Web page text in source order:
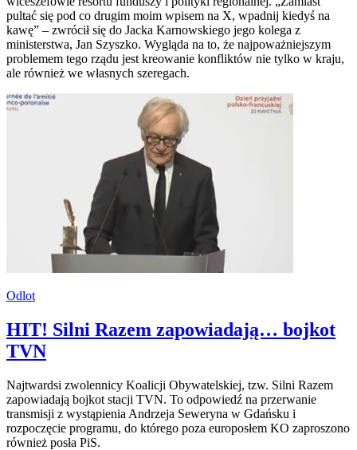
pultać się pod co drugim moim wpisem na X, wpadnij kiedyś na
kawę” – zwrócił się do Jacka Karnowskiego jego kolega z
ministerstwa, Jan Szyszko. Wygląda na to, że najpoważniejszym
problemem tego rządu jest kreowanie konfliktów nie tylko w kraju,
ale również we własnych szeregach.
Odlot
HIT! Silni Razem zapowiadają… bojkot
TVN
Najtwardsi zwolennicy Koalicji Obywatelskiej, tzw. Silni Razem
zapowiadają bojkot stacji TVN. To odpowiedź na przerwanie
transmisji z wystąpienia Andrzeja Seweryna w Gdańsku i
rozpoczęcie programu, do którego poza europosłem KO zaproszono
również posła PiS.